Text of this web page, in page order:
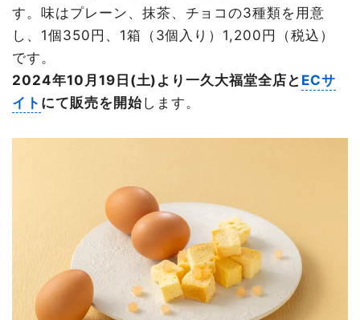
す。味はプレーン、抹茶、チョコの3種類を用意
し、1個350円、1箱（3個入り）1,200円（税込）
です。
2024年10月19日(土)より一久大福堂全店と ECサ
イト にて販売を開始します。